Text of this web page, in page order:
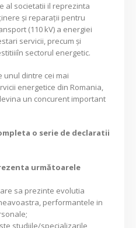
al societatii il reprezinta
și reparații pentru
(110 kV) a energiei
servicii, precum și
sectorul energetic.
unul dintre cei mai
energetice din Romania,
un concurent important
o serie de declaratii
următoarele
sa prezinte evolutia
performantele in
studiile/specializarile